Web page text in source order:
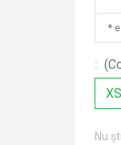
*
: (
XS
Nu